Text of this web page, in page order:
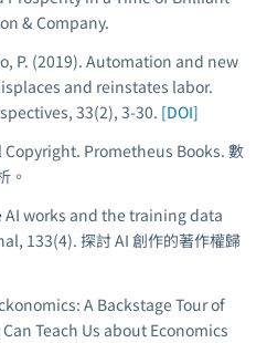
& Company.
P. (2019). Automation and new
and reinstates labor.
, 33(2), 3-30. [DOI]
Copyright. Prometheus Books. 數
。
AI works and the training data
, 133(4). 探討 AI 創作的著作權歸
A Backstage Tour of
Teach Us about Economics